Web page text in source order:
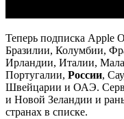
Теперь подписка Apple
Бразилии, Колумбии,
Ирландии, Италии,
Португалии, России,
Швейцарии и ОАЭ.
и Новой Зеландии и
странах в списке.